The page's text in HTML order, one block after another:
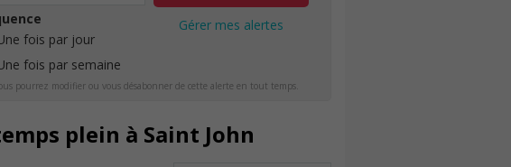
fois par jour
fois par semaine
Gérer mes alertes
pourrez modifier ou vous désabonner de cette alerte en tout temps.
plein à Saint John